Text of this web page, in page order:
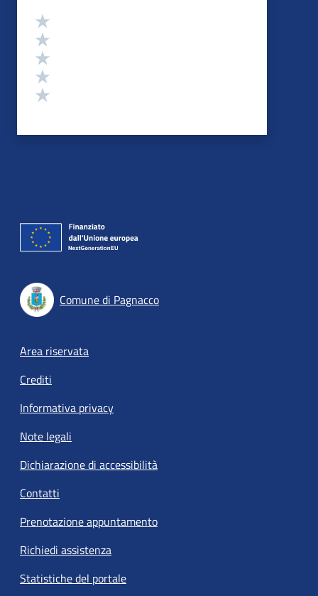
Valutazione
Comune di Pagnacco
Footer menu
Area riservata
Crediti
Informativa privacy
Note legali
Dichiarazione di accessibilità
Contatti
Prenotazione appuntamento
Richiedi assistenza
Statistiche del portale